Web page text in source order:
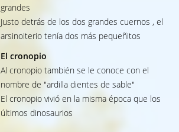
grandes
Justo detrás de los dos grandes cuernos , el
arsinoiterio tenía dos más pequeñitos
El cronopio
Al cronopio también se le conoce con el
nombre de "ardilla dientes de sable"
El cronopio vivió en la misma época que los
últimos dinosaurios